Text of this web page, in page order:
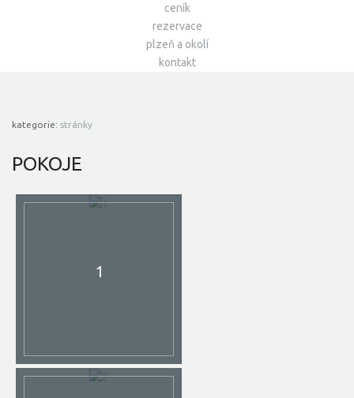
ceník
rezervace
plzeň a okolí
kontakt
kategorie: stránky
POKOJE
1